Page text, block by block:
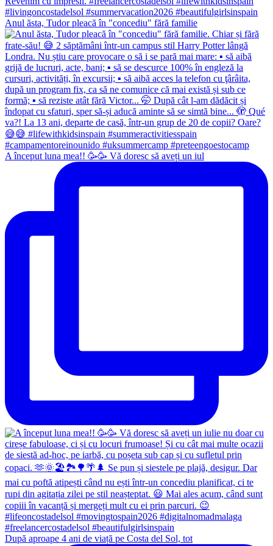
Anul ăsta, Tudor pleacă în "concediu" fără familie
A început luna mea!! 🥳🥳 Vă doresc să aveți un iul
După aproape 4 ani de viață pe Costa del Sol, tot